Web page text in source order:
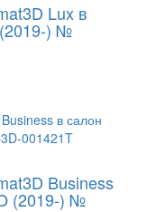
Lux в
) №
Business
(2019-) №